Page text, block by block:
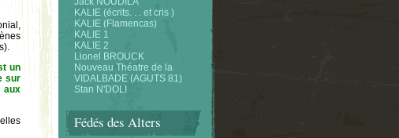
un
sur
aux
KALIE (écrits. . . et cris )
KALIE (Flamencas)
KALIE 1
KALIE 2
Lionel BROUCK
Nouveau Théatre de la
VIDALBADE (AGUTS 81)
Stan N'DOLI
Fédés des Alters